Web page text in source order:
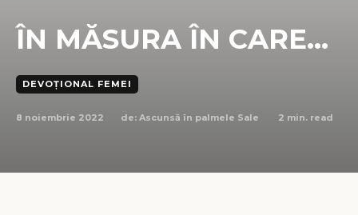
ÎN MĂSURA ÎN CARE…
DEVOȚIONAL FEMEI
8 noiembrie 2022 de: Ascunsă în palmele Sale 2 min. read